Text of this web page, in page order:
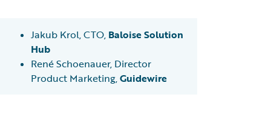
Jakub Krol, CTO, Baloise Solution
Hub
René Schoenauer, Director
Product Marketing,Guidewire